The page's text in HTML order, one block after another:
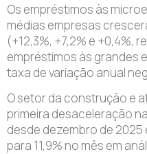
Os empréstimos às
médias empresas
(+12,3%, +7,2% e +0,4%,
empréstimos às grandes
taxa de variação anual
O setor da construção e
primeira desaceleração
desde dezembro de 2025
para 11,9% no mês em